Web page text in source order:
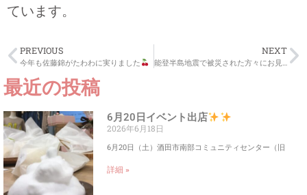
ています。
PREVIOUS
今年も佐藤錦がたわわに実りました
NEXT
能登半島地震で被災された方々にお見舞い申し上げます
最近の投稿
6月20日イベント出店
2026年6月18日
6月20日（土）酒田市南部コミュニティセンター（旧
詳細 »